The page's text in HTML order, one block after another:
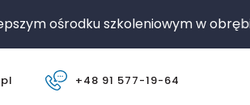
ośrodku szkoleniowym w obrębie
+48 91 577-19-64